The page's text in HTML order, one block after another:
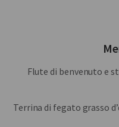
Flute di benvenuto e
Terrina di fegato grasso